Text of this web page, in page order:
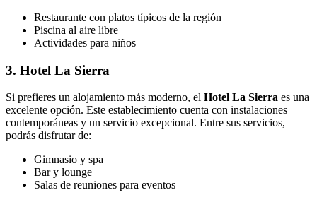
Restaurante con platos típicos de la región
Piscina al aire libre
Actividades para niños
3. Hotel La Sierra
Si prefieres un alojamiento más moderno, el Hotel La Sierra es una
excelente opción. Este establecimiento cuenta con instalaciones
contemporáneas y un servicio excepcional. Entre sus servicios,
podrás disfrutar de:
Gimnasio y spa
Bar y lounge
Salas de reuniones para eventos